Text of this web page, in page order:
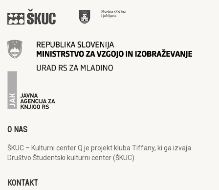
O NAS
ŠKUC – Kulturni center Q je projekt kluba Tiffany, ki ga izvaja
Društvo Študentski kulturni center (ŠKUC).
KONTAKT